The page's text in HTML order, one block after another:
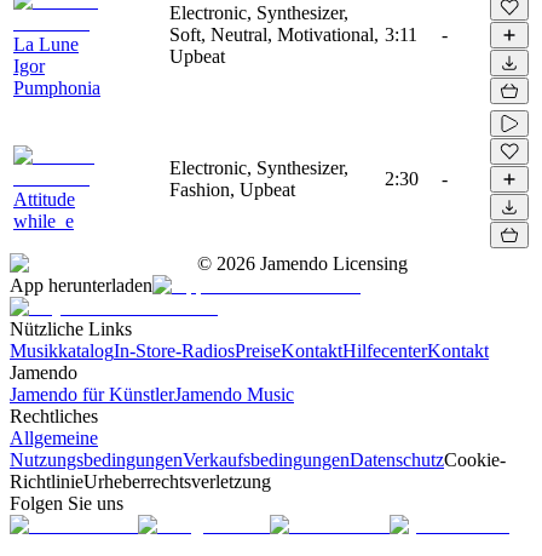
La Lune
Igor
Pumphonia
Electronic, Synthesizer,
Soft, Neutral, Motivational,
Upbeat
3:11 -
Attitude
while_e
Electronic, Synthesizer,
Fashion, Upbeat
2:30 -
© 2026 Jamendo Licensing
App herunterladen
Nützliche Links
MusikkatalogIn-Store-RadiosPreiseKontaktHilfecenterKontakt
Jamendo
Jamendo für KünstlerJamendo Music
Rechtliches
Allgemeine
NutzungsbedingungenVerkaufsbedingungenDatenschutzCookie-
RichtlinieUrheberrechtsverletzung
Folgen Sie uns